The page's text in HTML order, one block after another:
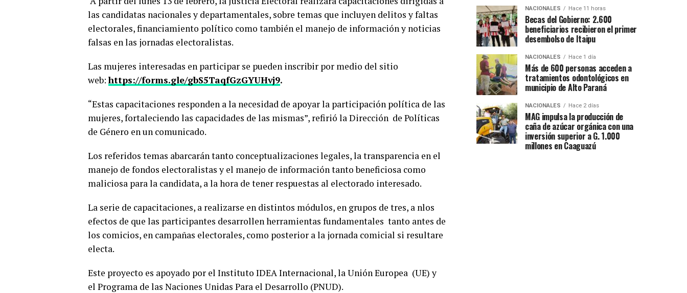
las candidatas nacionales y departamentales, sobre temas que incluyen delitos y faltas
electorales, financiamiento político como también el manejo de información y noticias
falsas en las jornadas electoralistas.
Las mujeres interesadas en participar se pueden inscribir por medio del sitio
web:https://forms.gle/gbS5TaqfGzGYUHvj9.
“Estas capacitaciones responden a la necesidad de apoyar la participación política de las
mujeres, fortaleciendo las capacidades de las mismas”, refirió la Dirección de Políticas
de Género en un comunicado.
Los referidos temas abarcarán tanto conceptualizaciones legales, la transparencia en el
manejo de fondos electoralistas y el manejo de información tanto beneficiosa como
maliciosa para la candidata, a la hora de tener respuestas al electorado interesado.
La serie de capacitaciones, a realizarse en distintos módulos, en grupos de tres, a nlos
efectos de que las participantes desarrollen herramientas fundamentales tanto antes de
los comicios, en campañas electorales, como posterior a la jornada comicial si resultare
electa.
Este proyecto es apoyado por el Instituto IDEA Internacional, la Unión Europea (UE) y
el Programa de las Naciones Unidas Para el Desarrollo (PNUD).
NACIONALES Hace 11 horas
Becas del Gobierno: 2.600
beneficiarios recibieron el primer
desembolso de Itaipu
NACIONALES Hace 1 día
Más de 600 personas acceden a
tratamientos odontológicos en
municipio de Alto Paraná
NACIONALES Hace 2 días
MAG impulsa la producción de
caña de azúcar orgánica con una
inversión superior a G. 1.000
millones en Caaguazú